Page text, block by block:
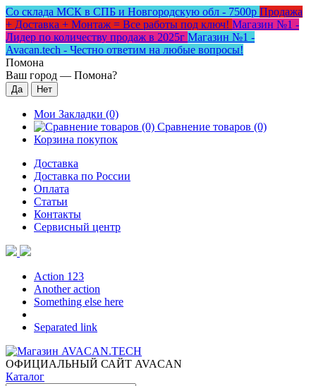
Со склада МСК в СПБ и Новгородскую обл - 7500р Продажа
+ Доставка + Монтаж = Все работы под ключ! Магазин №1 -
Лидер по количеству продаж в 2025г Магазин №1 -
Avacan.tech - Честно ответим на любые вопросы!
Помона
Ваш город — Помона?
Мои Закладки (0)
Сравнение товаров (0)
Корзина покупок
Доставка
Доставка по России
Оплата
Статьи
Контакты
Сервисный центр
Action 123
Another action
Something else here
Separated link
ОФИЦИАЛЬНЫЙ САЙТ AVACAN
Каталог